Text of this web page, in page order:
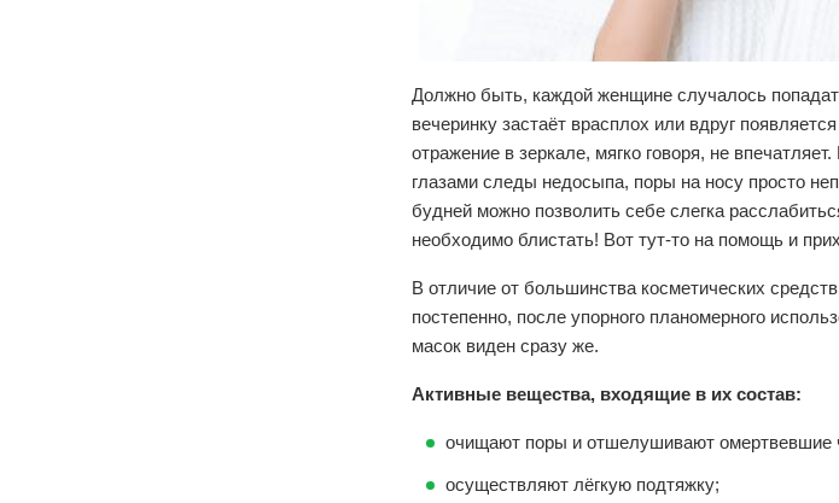
Должно быть, каждой женщине случалось
вечеринку застаёт врасплох или вдруг
отражение в зеркале, мягко говоря, не
глазами следы недосыпа, поры на носу просто
будней можно позволить себе слегка
необходимо блистать! Вот тут-то на помощь и
В отличие от большинства косметических
постепенно, после упорного планомерного
масок виден сразу же.
Активные вещества, входящие в их состав:
очищают поры и отшелушивают омертвевшие
осуществляют лёгкую подтяжку;